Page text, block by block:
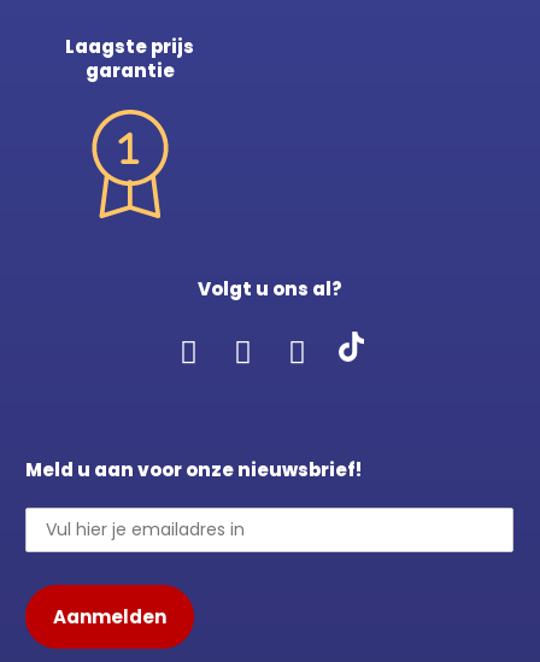
Laagste prijs
garantie
Volgt u ons al?
Meld u aan voor onze nieuwsbrief!